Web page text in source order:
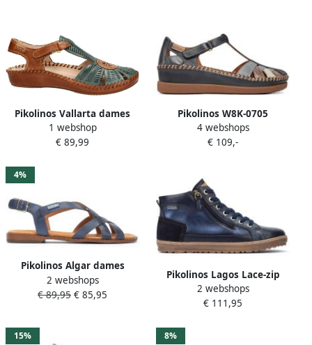
Pikolinos Vallarta dames
sandaal Blauw multi
1 webshop
€ 89,99
Pikolinos W8K-0705
~~~~~~~~~~~~~~~~~~~~
Platte sandalenDames
4 webshops
€ 109,-
4%
Pikolinos Algar dames
sandaal blauw
2 webshops
€ 89,95 € 85,95
Pikolinos Lagos Lace-zip
Sneaker Boot
2 webshops
€ 111,95
15% 8%